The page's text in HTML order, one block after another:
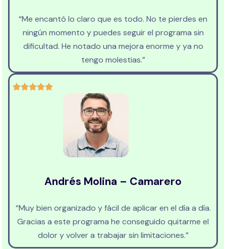
“Me encantó lo claro que es todo. No te pierdes en
ningún momento y puedes seguir el programa sin
dificultad. He notado una mejora enorme y ya no
tengo molestias.”
Andrés Molina – Camarero
“Muy bien organizado y fácil de aplicar en el día a día.
Gracias a este programa he conseguido quitarme el
dolor y volver a trabajar sin limitaciones.”